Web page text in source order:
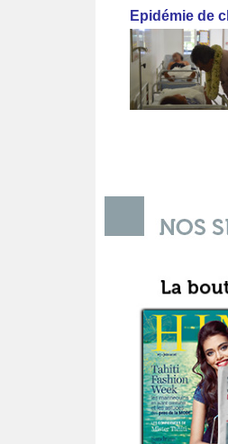
Epidémie de